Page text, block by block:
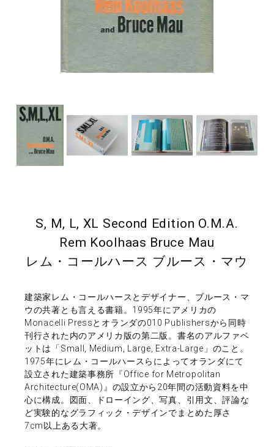
S, M, L, XL Second Edition O.M.A.
Rem Koolhaas Bruce Mau
レム・コールハース ブルース・マウ
建築家レム・コールハースとデザイナー、ブルース・マ
ウの共著とも言える書籍。1995年にアメリカの
Monacelli Pressとオランダの010 Publishersから同時
刊行された内のアメリカ版の第二版。書名のアルファベ
ットは「Small, Medium, Large, Extra-Large」のこと。
1975年にレム・コールハースらによってオランダにて
設立された建築事務所『Office for Metropolitan
Architecture(OMA)』の設立から20年間の活動資料を中
心に構成。図面、ドローイング、写真、引用文、評論な
ど実験的なグラフィック・デザインでまとめた厚さ
7cm以上ある大著。